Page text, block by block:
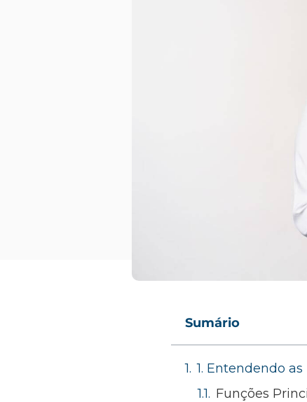
Sumário
1. Entendendo
Funções